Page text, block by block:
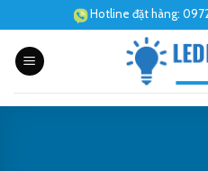
to
content
Hotline đặt hàng: